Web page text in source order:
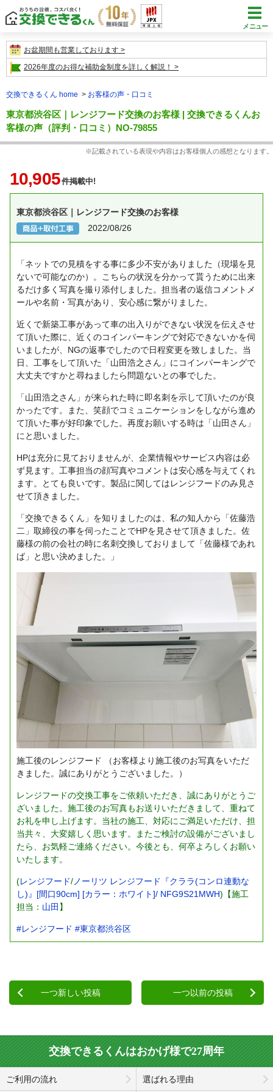
メニュー
お盆期間も営業しております
2026年度のお得な補助金制度を詳しく解説！
交換できるくん home お客様の声・口コミ
東京都渋谷区｜レンジフード交換のお客様 | 交換できるくんお
客様の声（評判・口コミ）NO-79855
※記載されている表現や内容はお客様個人の感想となります。
10,905件掲載中!
東京都渋谷区｜レンジフード交換のお客様
2022/08/26
「ネットでの見積をする事に多少不安がありました（現場を見
ないで可能なのか）。こちらの状況を分かって貰うために出来
るだけ多く写真を撮り添付しました。担当者の返信コメントメ
ールや名前・写真があり、安心感に繋がりました。
近くで新築工事があって車の出入りができない状況を伝えさせ
て頂いた際に、近くのコインパーキングで対応できないかを伺
いましたが、NGの返事でしたので日程変更を致しました。当
日、工事をして頂いた「山田浩之さん」にコインパーキングで
大丈夫ですかと尋ねましたら問題ないとの事でした。
「山田浩之さん」が来られた時に即名刺を示して頂いたのが良
かったです。また、笑顔でコミュニケーションをしながら進め
て頂いた事が好印象でした。再度お願いする時は「山田さん」
にと思いました。
HPは充分に見ておりませんが、企業情報やサービス内容は必
ず見ます。工事担当の顔写真やコメントは安心感を与えてくれ
ます。とても良いです。製品に関してはレンジフードのみ見さ
せて頂きました。
「交換できるくん」を知りましたのは、私の知人から「佐藤浩
二」取締役の事を伺ったことでHPを見させて頂きました。佐
藤様の前の会社の時に名刺交換しておりまして「佐藤様であれ
ば」と思い決めました。」
施工後のレンジフード
（お客様より施工後のお写真をいただ
きました。誠にありがとうございました。）
レンジフードの交換工事をご依頼いただき、誠にありがとうご
ざいました。施工後のお写真もお送りいただきまして、重ねて
お礼を申し上げます。当社の施工、対応にご満足いただけ、担
当共々、大変嬉しく思います。またご検討の設備がございまし
たら、お気軽ご連絡ください。今後とも、何卒よろしくお願い
いたします。
(レンジフード/ ノーリツ レンジフード『クララ(コンロ連動な
し)』[間口90cm] [カラー：ホワイト]/ NFG9S21MWH)【施工
担当： 山田 】
#レンジフード #東京都渋谷区
一つ新しい投稿 一つ以前の投稿
交換できるくんはおかげ様で27周年
ご利用の流れ 選ばれる理由